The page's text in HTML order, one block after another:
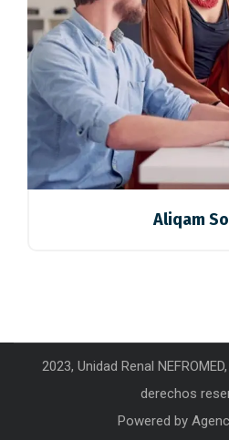
Aliqam
2023, Unidad Renal
derechos
Powered by